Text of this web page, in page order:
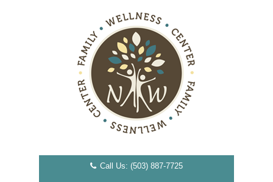
Call Us: (503) 887-7725